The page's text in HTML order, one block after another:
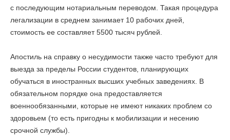
с последующим нотариальным переводом. Такая процедура
легализации в среднем занимает 10 рабочих дней,
стоимость ее составляет 5500 тысяч рублей.
Апостиль на справку о несудимости также часто требуют для
выезда за пределы России студентов, планирующих
обучаться в иностранных высших учебных заведениях. В
обязательном порядке она предоставляется
военнообязанными, которые не имеют никаких проблем со
здоровьем (то есть пригодны к мобилизации и несению
срочной службы).